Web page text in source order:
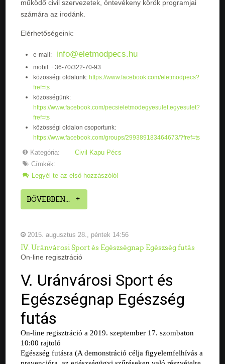
működő civil szervezetek, öntevékeny körök programjai
számára az irodánk.
Elérhetőségeink:
e-mail: info@eletmodpecs.hu
mobil: +36-70/322-70-93
közösségi oldalunk:https://www.facebook.com/eletmodpecs?
fref=ts
közösségünk:
https://www.facebook.com/pecsieletmodegyesulet.egyesulet?
fref=ts
közösségi oldalon csoportunk:
https://www.facebook.com/groups/299389183464673/?fref=ts
Kategória:
Civil Kapu Pécs
Címkék:
Legyél te az első hozzászóló!
BŐVEBBEN...
2015. augusztus 28., péntek 14:56
IV. Uránvárosi Sport és Egészségnap Egészség futás
On-line regisztráció